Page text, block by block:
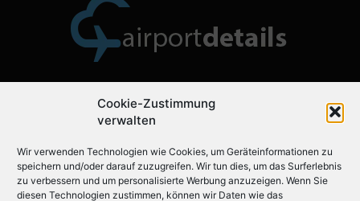
Cookie-Zustimmung
verwalten
Wir verwenden Technologien wie Cookies, um Geräteinformationen zu
speichern und/oder darauf zuzugreifen. Wir tun dies, um das Surferlebnis
zu verbessern und um personalisierte Werbung anzuzeigen. Wenn Sie
diesen Technologien zustimmen, können wir Daten wie das
Über uns
Airportdetails.de ist der ideale Flughafenführer für Ihre
nächste Reise.